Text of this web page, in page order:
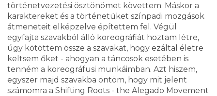
történetvezetési ösztönömet követtem. Máskor a
karaktereket és a történetüket színpadi mozgások
átmeneteit elképzelve építettem fel. Végül
egyfajta szavakból álló koreográfiát hoztam létre,
úgy kötöttem össze a szavakat, hogy ezáltal életre
keltsem őket - ahogyan a táncosok esetében is
tenném a koreográfusi munkáimban. Azt hiszem,
egyszer majd szavakba öntöm, hogy mit jelent
számomra a Shifting Roots - the Alegado Movement